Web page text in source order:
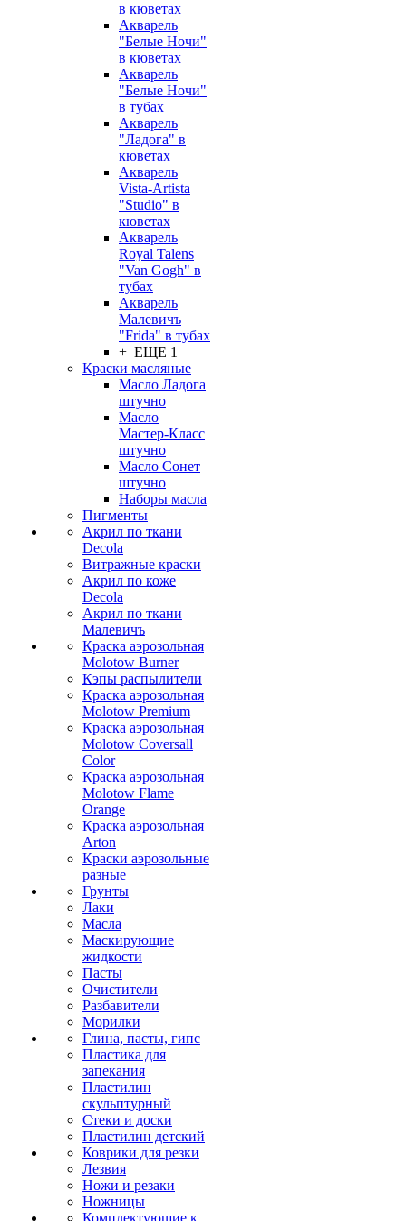
в кюветах
Акварель
"Белые Ночи"
в кюветах
Акварель
"Белые Ночи"
в тубах
Акварель
"Ладога" в
кюветах
Акварель
Vista-Artista
"Studio" в
кюветах
Акварель
Royal Talens
"Van Gogh" в
тубах
Акварель
Малевичъ
"Frida" в тубах
+ ЕЩЕ 1
Краски масляные
Масло Ладога
штучно
Масло
Мастер-Класс
штучно
Масло Сонет
штучно
Наборы масла
Пигменты
Акрил по ткани
Decola
Витражные краски
Акрил по коже
Decola
Акрил по ткани
Малевичъ
Краска аэрозольная
Molotow Burner
Кэпы распылители
Краска аэрозольная
Molotow Premium
Краска аэрозольная
Molotow Coversall
Color
Краска аэрозольная
Molotow Flame
Orange
Краска аэрозольная
Arton
Краски аэрозольные
разные
Грунты
Лаки
Масла
Маскирующие
жидкости
Пасты
Очистители
Разбавители
Морилки
Глина, пасты, гипс
Пластика для
запекания
Пластилин
скульптурный
Стеки и доски
Пластилин детский
Коврики для резки
Лезвия
Ножи и резаки
Ножницы
Комплектующие к